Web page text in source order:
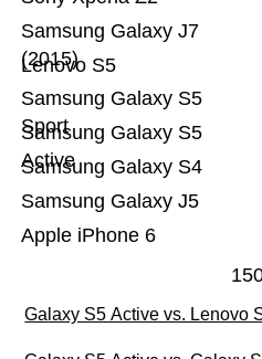
Apple iPhone 6
Samsung Galaxy J5
Samsung Galaxy S4
Samsung Galaxy S5
Active
Samsung Galaxy S5
Sport
Lenovo S5
Samsung Galaxy J7
(2015)
Galaxy S5 Active vs. Lenovo